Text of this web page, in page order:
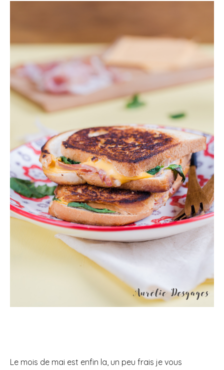
Le mois de mai est enfin la, un peu frais je vous